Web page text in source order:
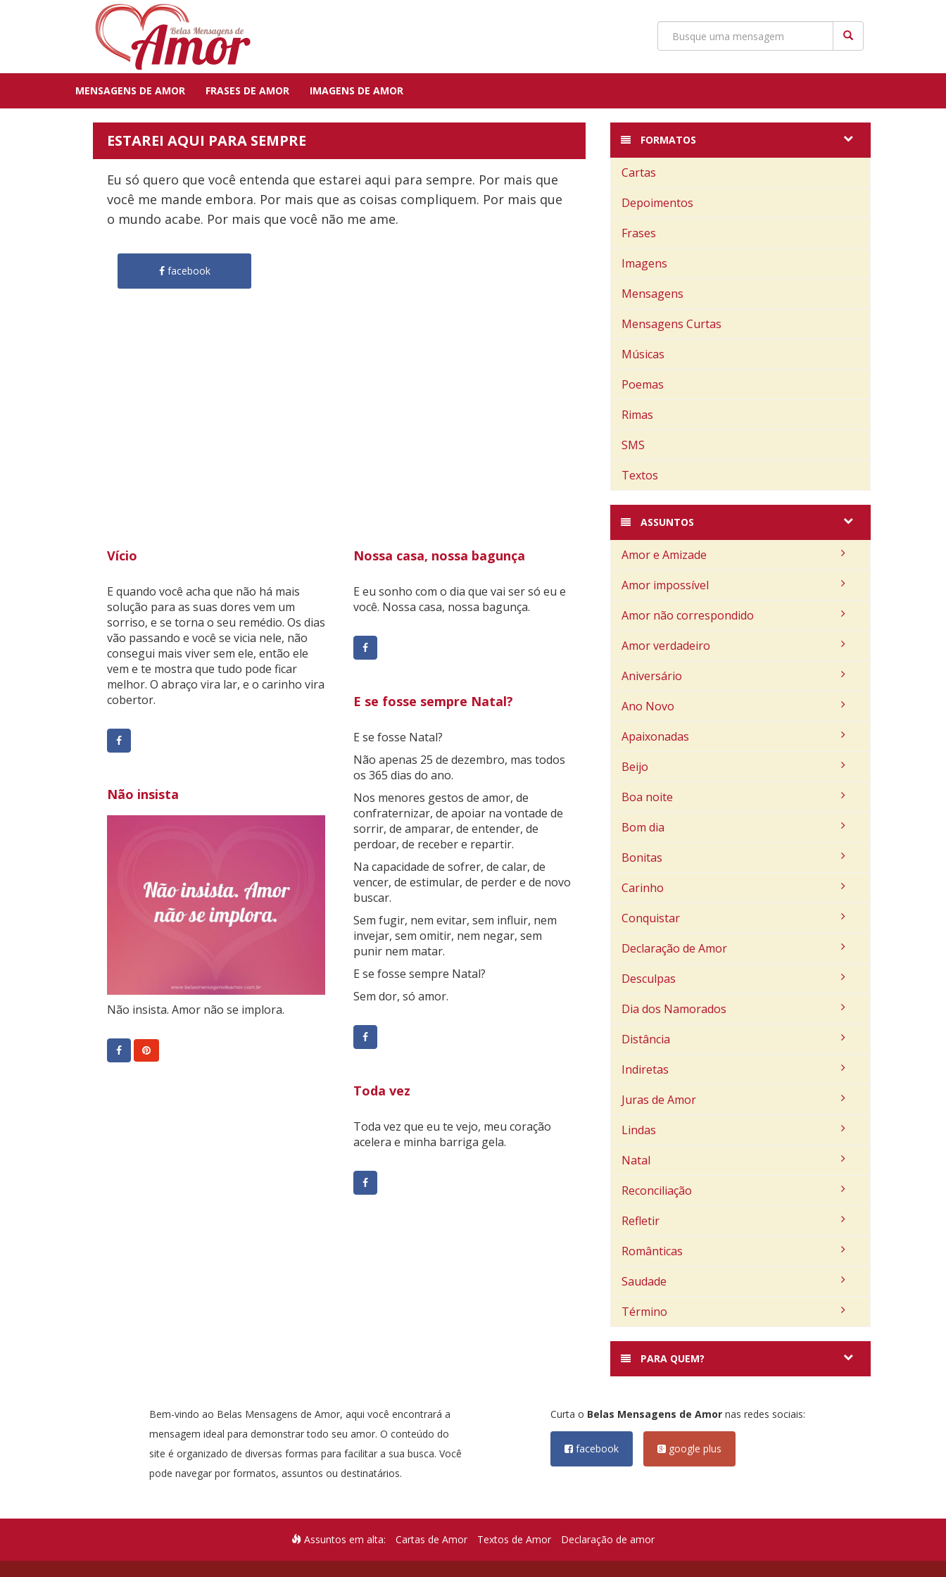
MENSAGENS DE AMOR FRASES DE AMOR IMAGENS DE AMOR
ESTAREI AQUI PARA SEMPRE
Eu só quero que você entenda que estarei aqui para sempre. Por mais que
você me mande embora. Por mais que as coisas compliquem. Por mais que
o mundo acabe. Por mais que você não me ame.
facebook
Vício
E quando você acha que não há mais
solução para as suas dores vem um
sorriso, e se torna o seu remédio. Os dias
vão passando e você se vicia nele, não
consegui mais viver sem ele, então ele
vem e te mostra que tudo pode ficar
melhor. O abraço vira lar, e o carinho vira
cobertor.
Nossa casa, nossa bagunça
E eu sonho com o dia que vai ser só eu e
você. Nossa casa, nossa bagunça.
E se fosse sempre Natal?
E se fosse Natal?
Não apenas 25 de dezembro, mas todos
os 365 dias do ano.
Nos menores gestos de amor, de
confraternizar, de apoiar na vontade de
sorrir, de amparar, de entender, de
perdoar, de receber e repartir.
Na capacidade de sofrer, de calar, de
vencer, de estimular, de perder e de novo
buscar.
Sem fugir, nem evitar, sem influir, nem
invejar, sem omitir, nem negar, sem
punir nem matar.
E se fosse sempre Natal?
Sem dor, só amor.
Não insista
Não insista. Amor não se implora.
Toda vez
Toda vez que eu te vejo, meu coração
acelera e minha barriga gela.
FORMATOS
Cartas
Depoimentos
Frases
Imagens
Mensagens
Mensagens Curtas
Músicas
Poemas
Rimas
SMS
Textos
ASSUNTOS
Amor e Amizade
Amor impossível
Amor não correspondido
Amor verdadeiro
Aniversário
Ano Novo
Apaixonadas
Beijo
Boa noite
Bom dia
Bonitas
Carinho
Conquistar
Declaração de Amor
Desculpas
Dia dos Namorados
Distância
Indiretas
Juras de Amor
Lindas
Natal
Reconciliação
Refletir
Românticas
Saudade
Término
PARA QUEM?
Bem-vindo ao Belas Mensagens de Amor, aqui você encontrará a
mensagem ideal para demonstrar todo seu amor. O conteúdo do
site é organizado de diversas formas para facilitar a sua busca. Você
pode navegar por formatos, assuntos ou destinatários.
Curta o Belas Mensagens de Amor nas redes sociais:
facebook google plus
Assuntos em alta: Cartas de Amor Textos de Amor Declaração de amor